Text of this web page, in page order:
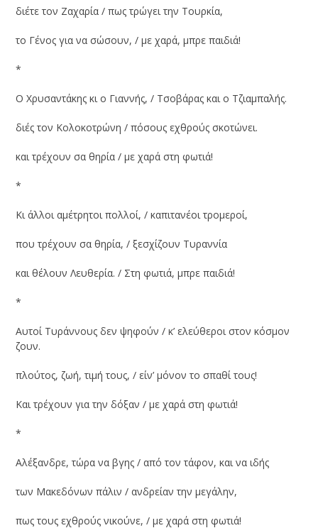
διέτε τον Ζαχαρία / πως τρώγει την Τουρκία,
το Γένος για να σώσουν, / με χαρά, μπρε παιδιά!
*
Ο Χρυσαντάκης κι ο Γιαννής, / Τσοβάρας και ο Τζιαμπαλής.
διές τον Κολοκοτρώνη / πόσους εχθρούς σκοτώνει.
και τρέχουν σα θηρία / με χαρά στη φωτιά!
*
Κι άλλοι αμέτρητοι πολλοί, / καπιτανέοι τρομεροί,
που τρέχουν σα θηρία, / ξεσχίζουν Τυραννία
και θέλουν Λευθερία. / Στη φωτιά, μπρε παιδιά!
*
Αυτοί Τυράννους δεν ψηφούν / κ’ ελεύθεροι στον κόσμον
ζουν.
πλούτος, ζωή, τιμή τους, / είν’ μόνον το σπαθί τους!
Και τρέχουν για την δόξαν / με χαρά στη φωτιά!
*
Αλέξανδρε, τώρα να βγης / από τον τάφον, και να ιδής
των Μακεδόνων πάλιν / ανδρείαν την μεγάλην,
πως τους εχθρούς νικούνε, / με χαρά στη φωτιά!